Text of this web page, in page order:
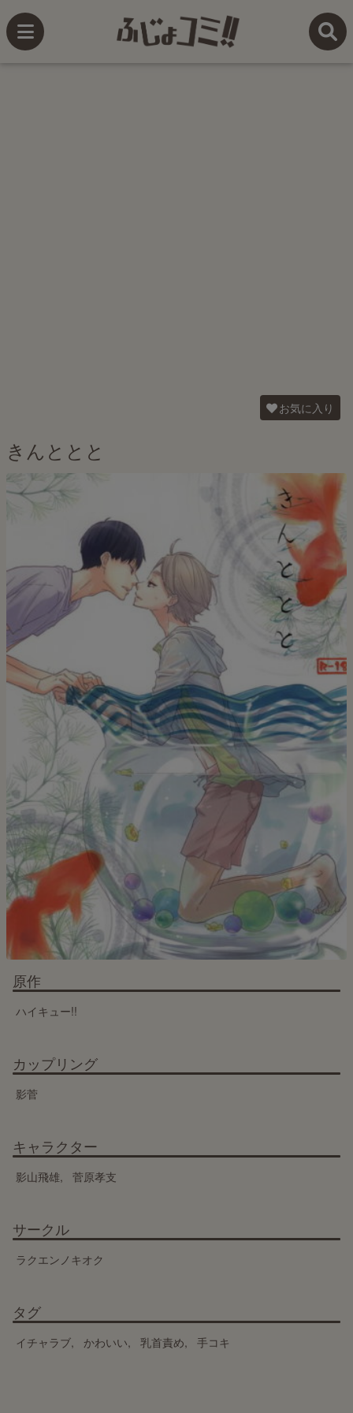
お気に入り
きんととと
原作
ハイキュー!!
カップリング
影菅
キャラクター
影山飛雄 菅原孝支
サークル
ラクエンノキオク
タグ
イチャラブ かわいい 乳首責め 手コキ